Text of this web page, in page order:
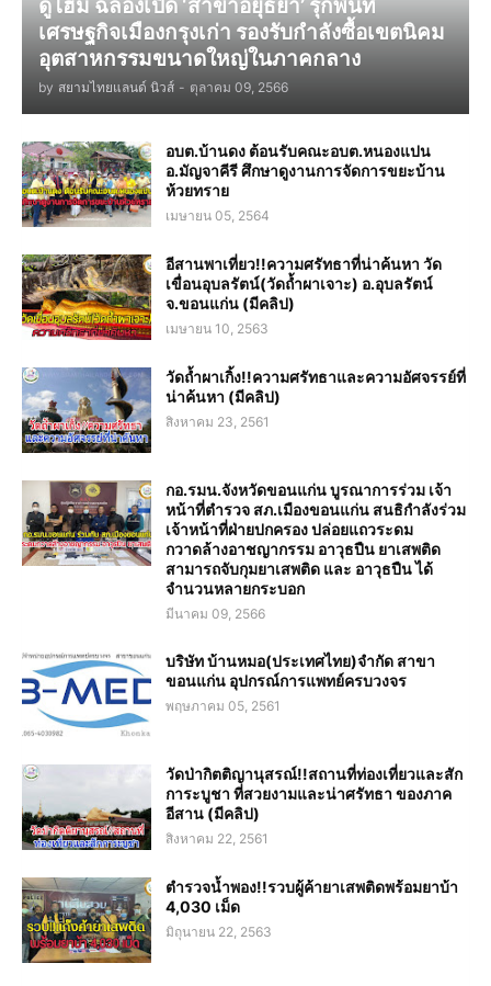
ดูโฮม ฉลองเปิด ‘สาขาอยุธยา’ รุกพื้นที่
เศรษฐกิจเมืองกรุงเก่า รองรับกำลังซื้อเขตนิคม
อุตสาหกรรมขนาดใหญ่ในภาคกลาง
by สยามไทยแลนด์ นิวส์ - ตุลาคม 09, 2566
อบต.บ้านดง ต้อนรับคณะอบต.หนองแปน
อ.มัญจาคีรี ศึกษาดูงานการจัดการขยะบ้าน
ห้วยทราย
เมษายน 05, 2564
อีสานพาเที่ยว!!ความศรัทธาที่น่าค้นหา วัด
เขื่อนอุบลรัตน์(วัดถ้ำผาเจาะ) อ.อุบลรัตน์
จ.ขอนแก่น (มีคลิป)
เมษายน 10, 2563
วัดถ้ำผาเกิ้ง!!ความศรัทธาและความอัศจรรย์ที่
น่าค้นหา (มีคลิป)
สิงหาคม 23, 2561
กอ.รมน.จังหวัดขอนแก่น บูรณาการร่วม เจ้า
หน้าที่ตำรวจ สภ.เมืองขอนแก่น สนธิกำลังร่วม
เจ้าหน้าที่ฝ่ายปกครอง ปล่อยแถวระดม
กวาดล้างอาชญากรรม อาวุธปืน ยาเสพติด
สามารถจับกุมยาเสพติด และ อาวุธปืน ได้
จำนวนหลายกระบอก
มีนาคม 09, 2566
บริษัท บ้านหมอ(ประเทศไทย)จำกัด สาขา
ขอนแก่น อุปกรณ์การแพทย์ครบวงจร
พฤษภาคม 05, 2561
วัดป่ากิตติญานุสรณ์!!สถานที่ท่องเที่ยวและสัก
การะบูชา ที่สวยงามและน่าศรัทธา ของภาค
อีสาน (มีคลิป)
สิงหาคม 22, 2561
ตำรวจน้ำพอง!!รวบผู้ค้ายาเสพติดพร้อมยาบ้า
4,030 เม็ด
มิถุนายน 22, 2563